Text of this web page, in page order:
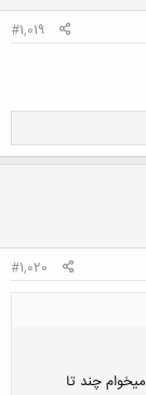
#1,019
#1,020
چند تا